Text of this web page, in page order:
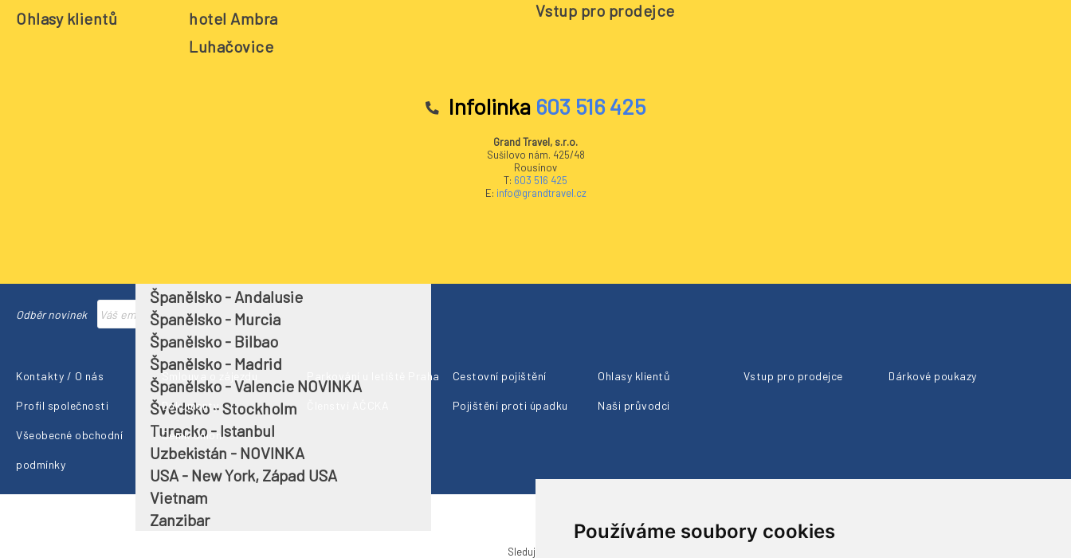
Používáme soubory cookies
Mexico
Norsko - Oslo
Španělsko - Andalusie
Španělsko - Murcia
Španělsko - Bilbao
Španělsko - Madrid
Španělsko - Valencie NOVINKA
Švédsko - Stockholm
Turecko - Istanbul
Uzbekistán - NOVINKA
USA - New York, Západ USA
Vietnam
Zanzibar
Ohlasy klientů
hotel Ambra
Luhačovice
Vstup pro prodejce
Infolinka 603 516 425
Grand Travel, s.r.o.
Sušilovo nám. 425/48
Rousínov
T: 603 516 425
E: info@grandtravel.cz
Odběr novinek Přihlásit se
Kontakty / O nás
Profil společnosti
Všeobecné obchodní
podmínky
Smlouva o zájezdu
Dokumenty
Ceník Union
Parkování u letiště Praha Cestovní pojištění
Pojištění proti úpadku
Ohlasy klientů
Naši průvodci
Vstup pro prodejce Dárkové poukazy
Sledujte nás